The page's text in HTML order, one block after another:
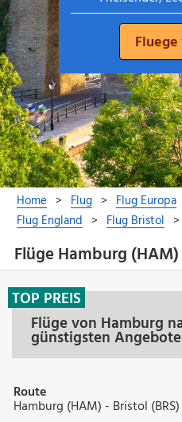
Flüge Hamburg (HAM)
Flüge von Hamburg
günstigsten
TOP PREIS
Route
Hamburg (HAM) - Bristol (BRS)